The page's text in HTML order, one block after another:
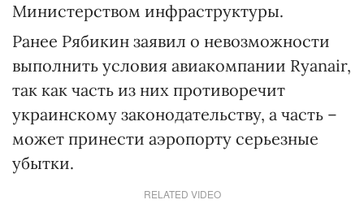
Министерством инфраструктуры.
Ранее Рябикин заявил о невозможности
выполнить условия авиакомпании Ryanair,
так как часть из них противоречит
украинскому законодательству, а часть –
может принести аэропорту серьезные
убытки.
RELATED VIDEO